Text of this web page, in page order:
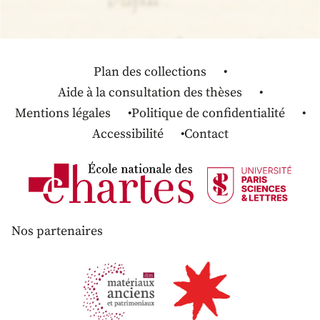
Plan des collections
Aide à la consultation des thèses
Mentions légales
Politique de confidentialité
Accessibilité
Contact
Nos partenaires